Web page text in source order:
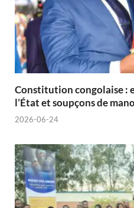
Constitution congolaise :
l’État et soupçons de
2026-06-24